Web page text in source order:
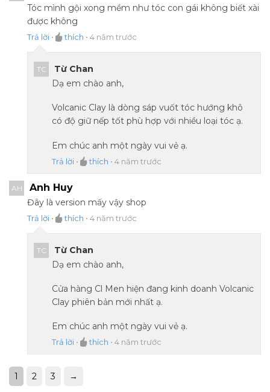
Tóc mình gội xong mềm như tóc con gái không biết xài
được không
Trả lời • thích • 4 năm trước
TC
Từ Chan
Dạ em chào anh,
Volcanic Clay là dòng sáp vuốt tóc hướng khô
có độ giữ nếp tốt phù hợp với nhiều loại tóc ạ.
Em chúc anh một ngày vui vẻ ạ.
Trả lời • thích • 4 năm trước
AH Anh Huy
Đây là version mấy vậy shop
Trả lời • thích • 4 năm trước
TC
Từ Chan
Dạ em chào anh,
Cửa hàng Cl Men hiện đang kinh doanh Volcanic
Clay phiên bản mới nhất ạ.
Em chúc anh một ngày vui vẻ ạ.
Trả lời • thích • 4 năm trước
1 2 3 →